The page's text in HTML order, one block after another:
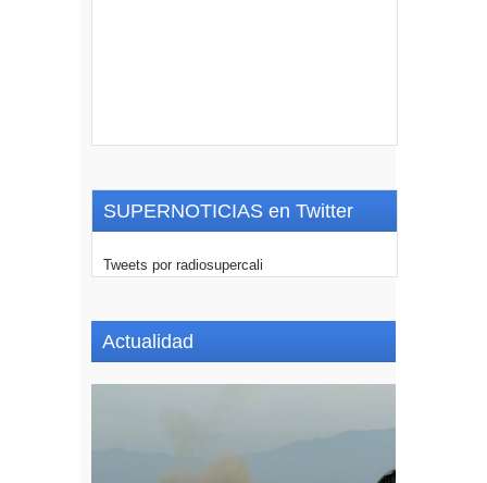
SUPERNOTICIAS en Twitter
Tweets por radiosupercali
Actualidad